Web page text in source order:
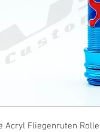
Acryl Fliegenruten